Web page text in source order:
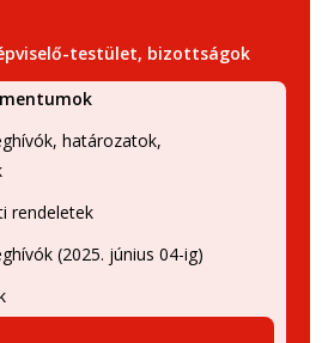
testület, bizottságok
határozatok,
rendeletek
(2025. június 04-ig)